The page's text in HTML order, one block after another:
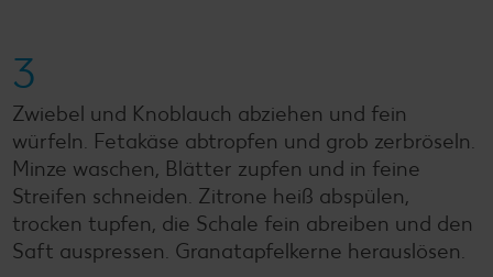
3
Zwiebel und Knoblauch abziehen und fein
würfeln. Fetakäse abtropfen und grob zerbröseln.
Minze waschen, Blätter zupfen und in feine
Streifen schneiden. Zitrone heiß abspülen,
trocken tupfen, die Schale fein abreiben und den
Saft auspressen. Granatapfelkerne herauslösen.